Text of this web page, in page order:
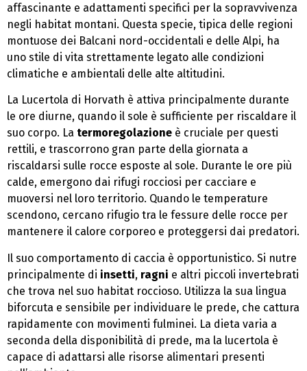
affascinante e adattamenti specifici per la sopravvivenza
negli habitat montani. Questa specie, tipica delle regioni
montuose dei Balcani nord-occidentali e delle Alpi, ha
uno stile di vita strettamente legato alle condizioni
climatiche e ambientali delle alte altitudini.
La Lucertola di Horvath è attiva principalmente durante
le ore diurne, quando il sole è sufficiente per riscaldare il
suo corpo. La termoregolazione è cruciale per questi
rettili, e trascorrono gran parte della giornata a
riscaldarsi sulle rocce esposte al sole. Durante le ore più
calde, emergono dai rifugi rocciosi per cacciare e
muoversi nel loro territorio. Quando le temperature
scendono, cercano rifugio tra le fessure delle rocce per
mantenere il calore corporeo e proteggersi dai predatori.
Il suo comportamento di caccia è opportunistico. Si nutre
principalmente di insetti, ragni e altri piccoli invertebrati
che trova nel suo habitat roccioso. Utilizza la sua lingua
biforcuta e sensibile per individuare le prede, che cattura
rapidamente con movimenti fulminei. La dieta varia a
seconda della disponibilità di prede, ma la lucertola è
capace di adattarsi alle risorse alimentari presenti